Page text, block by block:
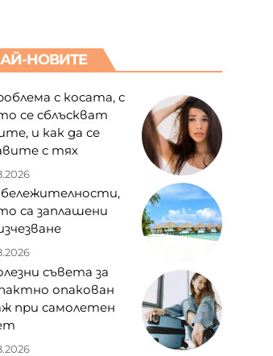
НОВИТЕ
с косата, с
се сблъскват
и как да се
с тях
са заплашени
съвета за
опакован
при самолетен